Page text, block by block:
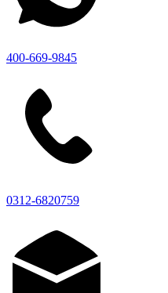
400-669-9845
0312-6820759